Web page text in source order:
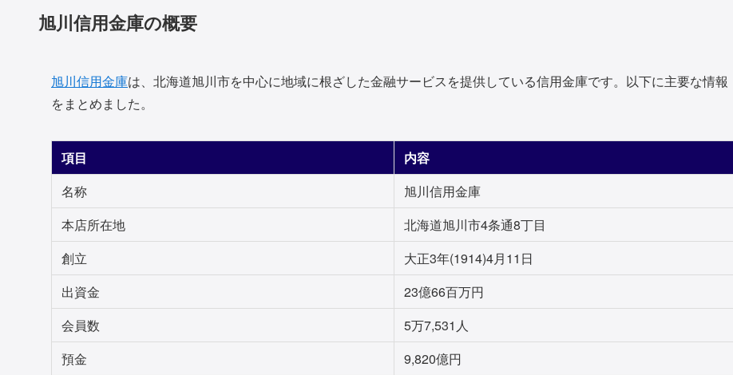
旭川信用金庫の概要
旭川信用金庫は、北海道旭川市を中心に地域に根ざした金融サービスを提供している信用金庫です。以下に主要な情報
をまとめました。
項目
内容
名称
旭川信用金庫
本店所在地
北海道旭川市4条通8丁目
創立
大正3年(1914)4月11日
出資金
23億66百万円
会員数
5万7,531人
預金
9,820億円